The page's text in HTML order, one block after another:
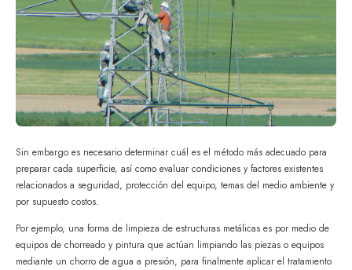
Sin embargo es necesario determinar cuál es el método más adecuado para
preparar cada superficie, así como evaluar condiciones y factores existentes
relacionados a seguridad, protección del equipo, temas del medio ambiente y
por supuesto costos.
Por ejemplo, una forma de limpieza de estructuras metálicas es por medio de
equipos de chorreado y pintura que actúan limpiando las piezas o equipos
mediante un chorro de agua a presión, para finalmente aplicar el tratamiento